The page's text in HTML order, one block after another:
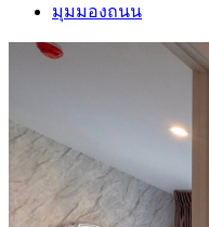
มุมมองถนน